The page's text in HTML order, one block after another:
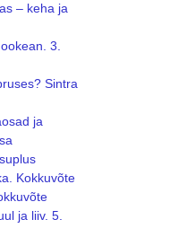
– keha ja
3.
Sintra
ja
Kokkuvõte
ja liiv. 5.